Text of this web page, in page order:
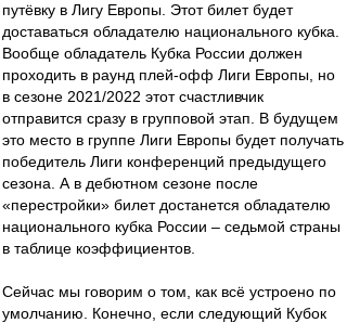
путёвку в Лигу Европы. Этот билет будет
доставаться обладателю национального кубка.
Вообще обладатель Кубка России должен
проходить в раунд плей-офф Лиги Европы, но
в сезоне 2021/2022 этот счастливчик
отправится сразу в групповой этап. В будущем
это место в группе Лиги Европы будет получать
победитель Лиги конференций предыдущего
сезона. А в дебютном сезоне после
«перестройки» билет достанется обладателю
национального кубка России – седьмой страны
в таблице коэффициентов.
Сейчас мы говорим о том, как всё устроено по
умолчанию. Конечно, если следующий Кубок